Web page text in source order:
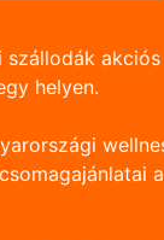
szállodák akciós
helyen.
a